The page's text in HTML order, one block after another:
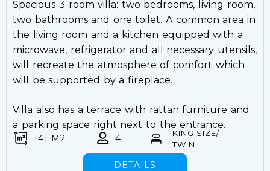
Spacious 3-room villa: two bedrooms, living room,
two bathrooms and one toilet. A common area in
the living room and a kitchen equipped with a
microwave, refrigerator and all necessary utensils,
will recreate the atmosphere of comfort which
will be supported by a fireplace.
Villa also has a terrace with rattan furniture and
a parking space right next to the entrance.
KING SIZE/
TWIN
141 M2 4
DETAILS